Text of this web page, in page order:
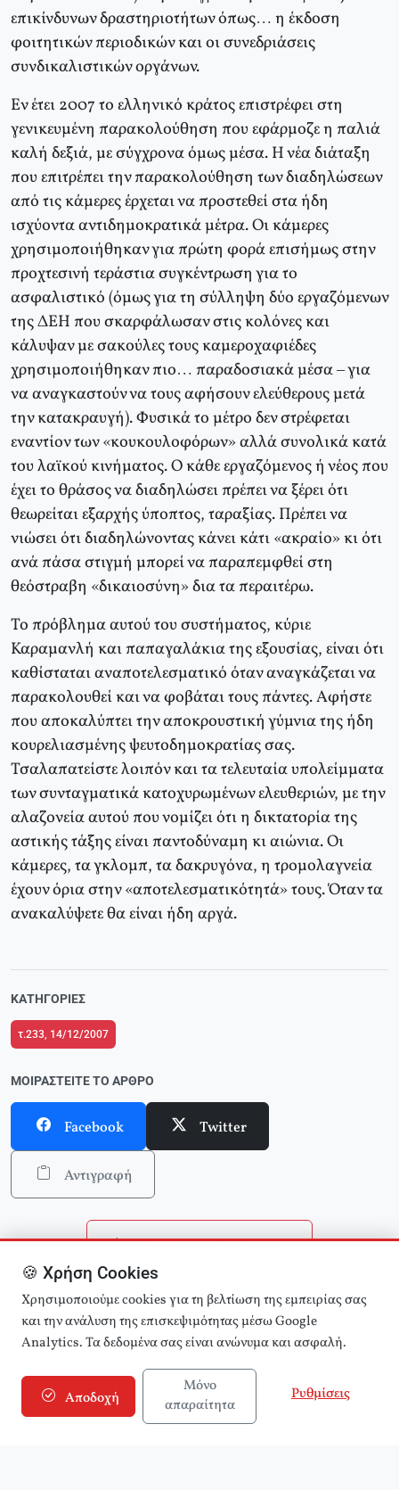
επικίνδυνων δραστηριοτήτων όπως… η έκδοση
φοιτητικών περιοδικών και οι συνεδριάσεις
συνδικαλιστικών οργάνων.
Εν έτει 2007 το ελληνικό κράτος επιστρέφει στη
γενικευμένη παρακολούθηση που εφάρμοζε η παλιά
καλή δεξιά, με σύγχρονα όμως μέσα. Η νέα διάταξη
που επιτρέπει την παρακολούθηση των διαδηλώσεων
από τις κάμερες έρχεται να προστεθεί στα ήδη
ισχύοντα αντιδημοκρατικά μέτρα. Οι κάμερες
χρησιμοποιήθηκαν για πρώτη φορά επισήμως στην
προχτεσινή τεράστια συγκέντρωση για το
ασφαλιστικό (όμως για τη σύλληψη δύο εργαζόμενων
της ΔΕΗ που σκαρφάλωσαν στις κολόνες και
κάλυψαν με σακούλες τους καμεροχαφιέδες
χρησιμοποιήθηκαν πιο… παραδοσιακά μέσα – για
να αναγκαστούν να τους αφήσουν ελεύθερους μετά
την κατακραυγή). Φυσικά το μέτρο δεν στρέφεται
εναντίον των «κουκουλοφόρων» αλλά συνολικά κατά
του λαϊκού κινήματος. Ο κάθε εργαζόμενος ή νέος που
έχει το θράσος να διαδηλώσει πρέπει να ξέρει ότι
θεωρείται εξαρχής ύποπτος, ταραξίας. Πρέπει να
νιώσει ότι διαδηλώνοντας κάνει κάτι «ακραίο» κι ότι
ανά πάσα στιγμή μπορεί να παραπεμφθεί στη
θεόστραβη «δικαιοσύνη» δια τα περαιτέρω.
Το πρόβλημα αυτού του συστήματος, κύριε
Καραμανλή και παπαγαλάκια της εξουσίας, είναι ότι
καθίσταται αναποτελεσματικό όταν αναγκάζεται να
παρακολουθεί και να φοβάται τους πάντες. Αφήστε
που αποκαλύπτει την αποκρουστική γύμνια της ήδη
κουρελιασμένης ψευτοδημοκρατίας σας.
Τσαλαπατείστε λοιπόν και τα τελευταία υπολείμματα
των συνταγματικά κατοχυρωμένων ελευθεριών, με την
αλαζονεία αυτού που νομίζει ότι η δικτατορία της
αστικής τάξης είναι παντοδύναμη κι αιώνια. Οι
κάμερες, τα γκλομπ, τα δακρυγόνα, η τρομολαγνεία
έχουν όρια στην «αποτελεσματικότητά» τους. Όταν τα
ανακαλύψετε θα είναι ήδη αργά.
ΚΑΤΗΓΟΡΊΕΣ
τ.233, 14/12/2007
ΜΟΙΡΑΣΤΕΊΤΕ ΤΟ ΆΡΘΡΟ
Facebook Twitter
Αντιγραφή
Επιστροφή στην αρχική
Αναζήτηση άρθρων
🍪 Χρήση Cookies
Χρησιμοποιούμε cookies για τη βελτίωση της εμπειρίας σας
και την ανάλυση της επισκεψιμότητας μέσω Google
Analytics. Τα δεδομένα σας είναι ανώνυμα και ασφαλή.
Αποδοχή
Μόνο
απαραίτητα
Ρυθμίσεις